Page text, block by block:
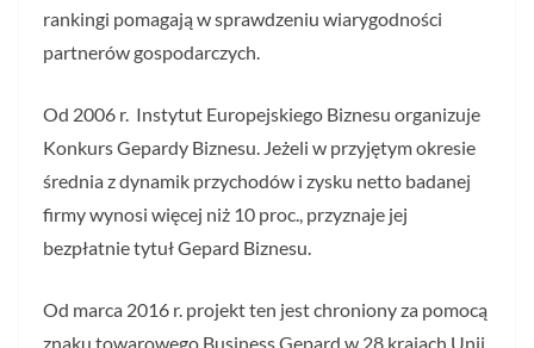
rankingi pomagają w sprawdzeniu wiarygodności
partnerów gospodarczych.
Od 2006 r. Instytut Europejskiego Biznesu organizuje
Konkurs Gepardy Biznesu. Jeżeli w przyjętym okresie
średnia z dynamik przychodów i zysku netto badanej
firmy wynosi więcej niż 10 proc., przyznaje jej
bezpłatnie tytuł Gepard Biznesu.
Od marca 2016 r. projekt ten jest chroniony za pomocą
znaku towarowego Business Gepard w 28 krajach Unii